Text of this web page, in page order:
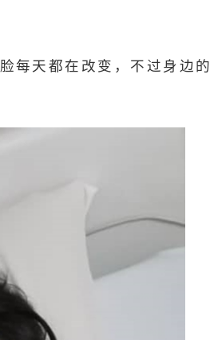
每天都在改变，不过身边的